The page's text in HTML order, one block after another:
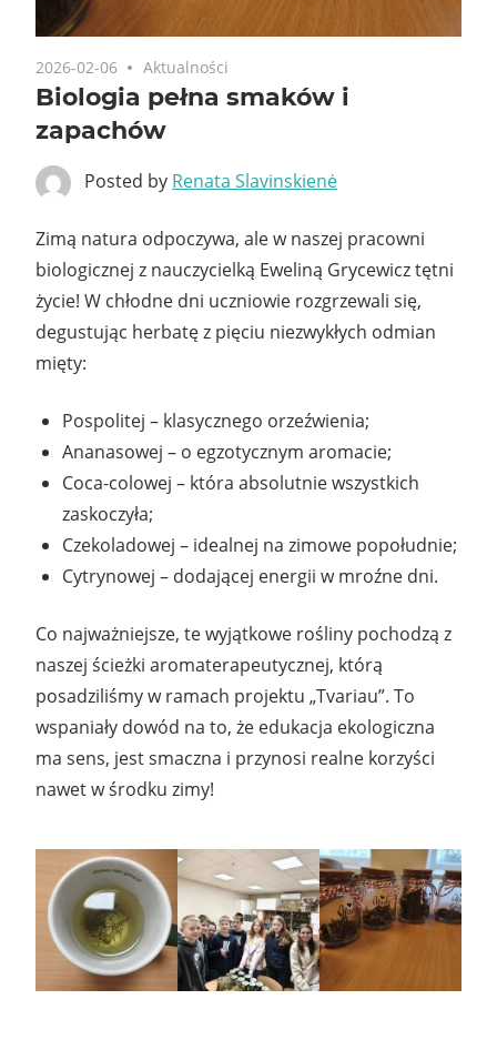
2026-02-06 Aktualności
Biologia pełna smaków i
zapachów
Posted by Renata Slavinskienė
Zimą natura odpoczywa, ale w naszej pracowni
biologicznej z nauczycielką Eweliną Grycewicz tętni
życie! W chłodne dni uczniowie rozgrzewali się,
degustując herbatę z pięciu niezwykłych odmian
mięty:
Pospolitej – klasycznego orzeźwienia;
Ananasowej – o egzotycznym aromacie;
Coca-colowej – która absolutnie wszystkich
zaskoczyła;
Czekoladowej – idealnej na zimowe popołudnie;
Cytrynowej – dodającej energii w mroźne dni.
Co najważniejsze, te wyjątkowe rośliny pochodzą z
naszej ścieżki aromaterapeutycznej, którą
posadziliśmy w ramach projektu „Tvariau”. To
wspaniały dowód na to, że edukacja ekologiczna
ma sens, jest smaczna i przynosi realne korzyści
nawet w środku zimy!